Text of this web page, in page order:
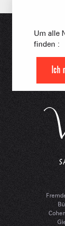
Um alle
finden :
Ich